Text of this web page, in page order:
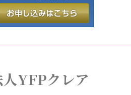
YFPクレア